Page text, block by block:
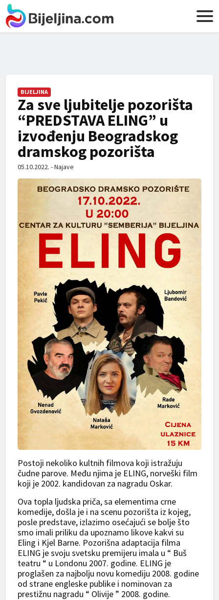
BIJELJINA
Za sve ljubitelje pozorišta
“PREDSTAVA ELING” u
izvođenju Beogradskog
dramskog pozorišta
05.10.2022. - Najave
Postoji nekoliko kultnih filmova koji istražuju
čudne parove. Među njima je ELING, norveški film
koji je 2002. kandidovan za nagradu Oskar.
Ova topla ljudska priča, sa elementima crne
komedije, došla je i na scenu pozorišta iz kojeg,
posle predstave, izlazimo osećajući se bolje što
smo imali priliku da upoznamo likove kakvi su
Eling i Kjel Barne. Pozorišna adaptacija filma
ELING je svoju svetsku premijeru imala u “ Buš
teatru “ u Londonu 2007. godine. ELING je
proglašen za najbolju novu komediju 2008. godine
od strane engleske publike i nominovan za
prestižnu nagradu “ Olivije ” 2008. godine.